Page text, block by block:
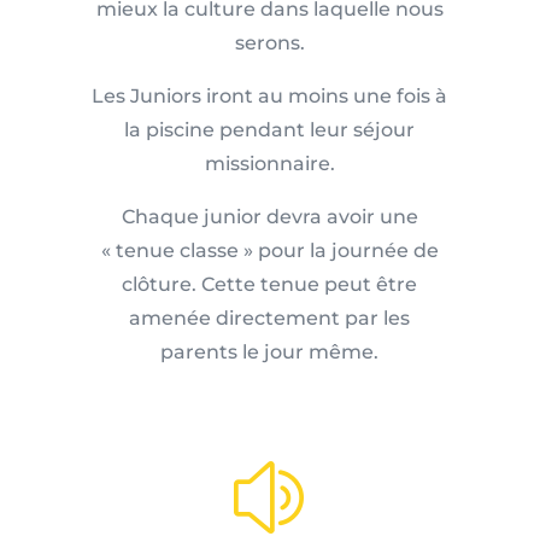
mieux la culture dans laquelle nous
serons.
Les Juniors iront au moins une fois à
la piscine pendant leur séjour
missionnaire.
Chaque junior devra avoir une
« tenue classe » pour la journée de
clôture. Cette tenue peut être
amenée directement par les
parents le jour même.
z